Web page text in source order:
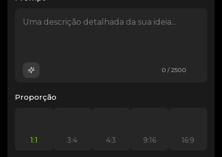
0 / 2500
Proporção
1:1 3:4 4:3 9:16 16:9